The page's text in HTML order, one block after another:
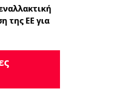
της ΕΕ για